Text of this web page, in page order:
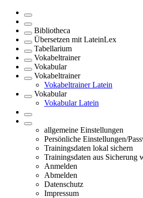
Bibliotheca
Übersetzen mit LateinLex
Tabellarium
Vokabeltrainer
Vokabular
Vokabeltrainer
Vokabeltrainer Latein
Vokabular
Vokabular Latein
allgemeine Einstellungen
Persönliche Einstellungen/
Trainingsdaten lokal sichern
Trainingsdaten aus Sicherung
Anmelden
Abmelden
Datenschutz
Impressum